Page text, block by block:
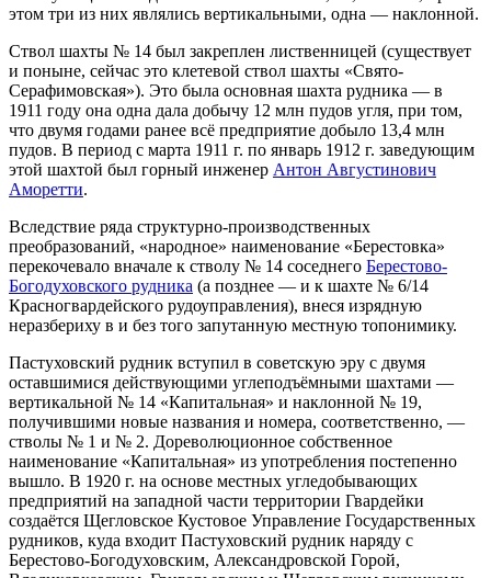
этом три из них являлись вертикальными, одна — наклонной.
Ствол шахты № 14 был закреплен лиственницей (существует
и поныне, сейчас это клетевой ствол шахты «Свято-
Серафимовская»). Это была основная шахта рудника — в
1911 году она одна дала добычу 12 млн пудов угля, при том,
что двумя годами ранее всё предприятие добыло 13,4 млн
пудов. В период с марта 1911 г. по январь 1912 г. заведующим
этой шахтой был горный инженер Антон Августинович
Аморетти.
Вследствие ряда структурно-производственных
преобразований, «народное» наименование «Берестовка»
перекочевало вначале к стволу № 14 соседнего Берестово-
Богодуховского рудника (а позднее — и к шахте № 6/14
Красногвардейского рудоуправления), внеся изрядную
неразбериху в и без того запутанную местную топонимику.
Пастуховский рудник вступил в советскую эру с двумя
оставшимися действующими углеподъёмными шахтами —
вертикальной № 14 «Капитальная» и наклонной № 19,
получившими новые названия и номера, соответственно, —
стволы № 1 и № 2. Дореволюционное собственное
наименование «Капитальная» из употребления постепенно
вышло. В 1920 г. на основе местных угледобывающих
предприятий на западной части территории Гвардейки
создаётся Щегловское Кустовое Управление Государственных
рудников, куда входит Пастуховский рудник наряду с
Берестово-Богодуховским, Александровской Горой,